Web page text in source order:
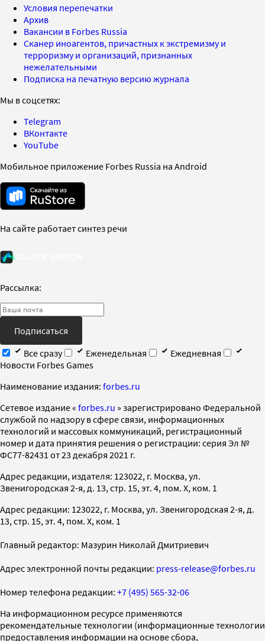
Условия перепечатки
Архив
Вакансии в Forbes Russia
Сканер иноагентов, причастных к экстремизму и
терроризму и организаций, признанных
нежелательными
Подписка на печатную версию журнала
Мы в соцсетях:
Telegram
ВКонтакте
YouTube
Мобильное приложение Forbes Russia на Android
На сайте работает синтез речи
Рассылка:
Подписаться
Все сразу
Еженедельная
Ежедневная
Новости Forbes Games
Наименование издания: forbes.ru
Cетевое издание « forbes.ru » зарегистрировано Федеральной
службой по надзору в сфере связи, информационных
технологий и массовых коммуникаций, регистрационный
номер и дата принятия решения о регистрации: серия Эл №
ФС77-82431 от 23 декабря 2021 г.
Адрес редакции, издателя: 123022, г. Москва, ул.
Звенигородская 2-я, д. 13, стр. 15, эт. 4, пом. X, ком. 1
Адрес редакции: 123022, г. Москва, ул. Звенигородская 2-я, д.
13, стр. 15, эт. 4, пом. X, ком. 1
Главный редактор: Мазурин Николай Дмитриевич
Адрес электронной почты редакции: press-release@forbes.ru
Номер телефона редакции: +7 (495) 565-32-06
На информационном ресурсе применяются
рекомендательные технологии (информационные технологии
предоставления информации на основе сбора,